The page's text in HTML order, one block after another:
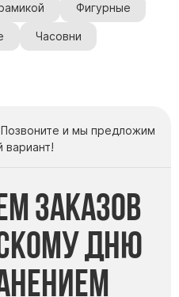
Фигурные
Часовни
и мы предложим
вариант!
заказов
дню